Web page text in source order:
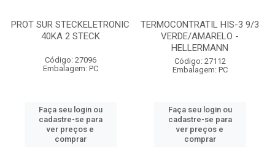
PROT SUR STECKELETRONIC
40KA 2 STECK
Código: 27096
Embalagem: PC
Faça seu login ou
cadastre-se para
ver preços e
comprar
TERMOCONTRATIL HIS-3 9/3
VERDE/AMARELO -
HELLERMANN
Código: 27112
Embalagem: PC
Faça seu login ou
cadastre-se para
ver preços e
comprar